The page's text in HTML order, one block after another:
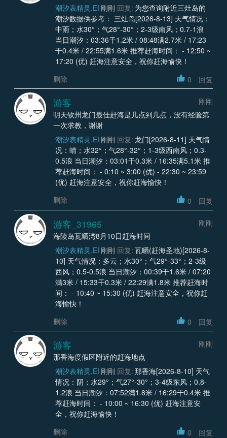
潮汐表精灵.EI 刚刚 回复: 为您查询附近三灶岛的
潮汐数据供参考： 三灶岛[2026-8-13] 天气情况：
中雨；水30°；气28°-30°；2-3级南风；0.7-1浪
当日潮汐：03:36干1.2米 / 08:48满2.7米 / 17:23
干0.4米 / 22:55满1.6米 推荐赶海时间： - 12:50 ~
17:20 (优) 赶海注意安全，祝你赶海愉快！
删除
0 回复
游客
刚刚
明天钦州龙门最佳赶海是几点到几点，没有经验第
一次求教，谢谢
潮汐表精灵.EI 刚刚 回复: 龙门[2026-8-11] 天气情
况：晴；水32°；气28°-32°；1-3级西南风；0.3-
0.5浪 当日潮汐：03:01干0.3米 / 16:35满5.1米 推
荐赶海时间： - 0:10 ~ 3:00 (优) - 22:30 ~ 23:59
(优) 赶海注意安全，祝你赶海愉快！
删除
0 回复
游客_31965
刚刚
海陵岛瓦晒湾8月10日赶海时间
潮汐表精灵.EI 刚刚 回复: 瓦晒(赶海圣地)[2026-8-
10] 天气情况：多云；水30°；气29°-33°；2-3级
西风；0.5-0.5浪 当日潮汐：00:39干1.6米 / 07:20
满3米 / 15:33干0.3米 / 22:29满1.8米 推荐赶海时
间： - 10:40 ~ 15:30 (优) 赶海注意安全，祝你赶
海愉快！
删除
0 回复
游客
刚刚
那香海度假区附近的赶海地点
潮汐表精灵.EI 刚刚 回复: 那香海[2026-8-10] 天气
情况：阴；水29°；气27°-30°；3-4级东风；0.8-
1.2浪 当日潮汐：07:52满1.8米 / 16:29干0.4米 推
荐赶海时间： - 10:00 ~ 16:30 (优) 赶海注意安
全，祝你赶海愉快！
删除
0 回复